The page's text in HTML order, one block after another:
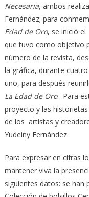
Necesaria, ambos
Fernández; para
Edad de Oro, se inició
que tuvo como objetivo
número de la revista,
la gráfica, durante
uno, para después
La Edad de Oro. Para
proyecto y las
de los artistas y
Yudeiny Fernández.
Para expresar en cifras
mantener viva la
siguientes datos: se han